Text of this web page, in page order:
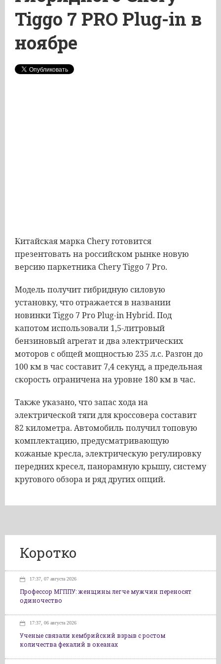
Tiggo 7 PRO Plug-in в
ноябре
Китайская марка Chery готовится
презентовать на российском рынке новую
версию паркетника Chery Tiggo 7 Pro.
Модель получит гибридную силовую
установку, что отражается в названии
новинки Tiggo 7 Pro Plug-in Hybrid. Под
капотом использовали 1,5-литровый
бензиновый агрегат и два электрических
моторов с общей мощностью 235 л.с. Разгон до
100 км в час составит 7,4 секунд, а предельная
скорость ограничена на уровне 180 км в час.
Также указано, что запас хода на
электрической тяги для кроссовера составит
82 километра. Автомобиль получил топовую
комплектацию, предусматривающую
кожаные кресла, электрическую регулировку
передних кресел, панорамную крышу, систему
кругового обзора и ряд других опций.
Коротко
17:37, 07 августа 2026
Профессор МГППУ: женщины легче мужчин переносят
одиночество
17:37, 06 августа 2026
Ученые связали кембрийский взрыв с ростом
количества фекалий в океанах